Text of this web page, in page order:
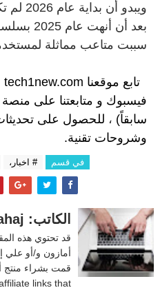
ويبدو
بعد أن
سببت متاعب مماثلة لمستخدمي
تابع موقعنا tech1new.com
فيسبوك و متابعتنا على منصة
سابقاً) ، للحصول على
وشروحات تقنية.
في قسم # اخبار،
الكاتب: majed bahaj
قد تحتوي هذه
أمازون و/أو علي
قمت بشراء منتج
links that